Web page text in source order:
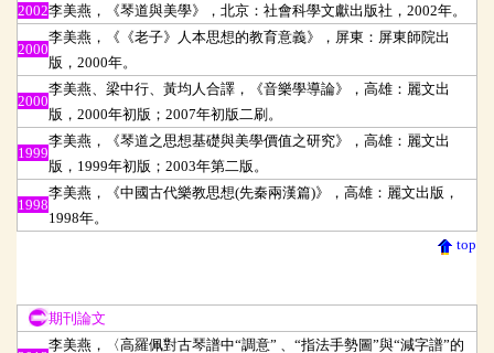
2002李美燕，《琴道與美學》，北京：社會科學文獻出版社，2002年。
2000
李美燕，《《老子》人本思想的教育意義》，屏東：屏東師院出
版，2000年。
2000
李美燕、梁中行、黃均人合譯，《音樂學導論》，高雄：麗文出
版，2000年初版；2007年初版二刷。
1999
李美燕，《琴道之思想基礎與美學價值之研究》，高雄：麗文出
版，1999年初版；2003年第二版。
1998
李美燕，《中國古代樂教思想(先秦兩漢篇)》，高雄：麗文出版，
1998年。
top
期刊論文
李美燕，〈高羅佩對古琴譜中“調意” “指法手勢圖”與“減字譜”的